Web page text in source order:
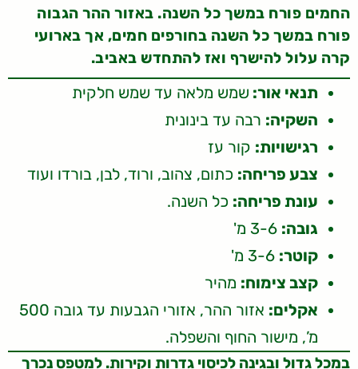
החמים פורח במשך כל השנה. באזור ההר הגבוה
פורח במשך כל השנה בחורפים חמים, אך בארועי
קרה עלול להישרף ואז להתחדש באביב.
תנאי אור: שמש מלאה עד שמש חלקית
השקיה: רבה עד בינונית
רגישויות: קור עז
צבע פריחה: כתום, צהוב, ורוד, לבן, בורדו ועוד
עונת פריחה: כל השנה.
גובה:
קוטר:
קצב צימוח: מהיר
אקלים:
אזור ההר, אזורי הגבעות עד גובה 500
מ’, מישור החוף והשפלה.
במכל גדול ובגינה לכיסוי גדרות וקירות. למטפס נכרך